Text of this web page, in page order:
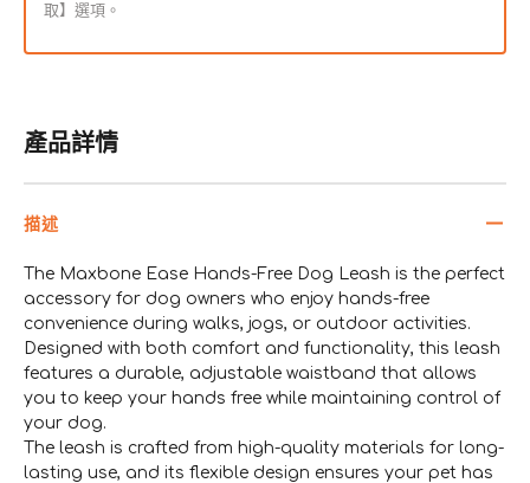
產品詳情
描述
The Maxbone Ease Hands-Free Dog Leash is the perfect
accessory for dog owners who enjoy hands-free
convenience during walks, jogs, or outdoor activities.
Designed with both comfort and functionality, this leash
features a durable, adjustable waistband that allows
you to keep your hands free while maintaining control of
your dog.
The leash is crafted from high-quality materials for long-
lasting use, and its flexible design ensures your pet has
取】選項。